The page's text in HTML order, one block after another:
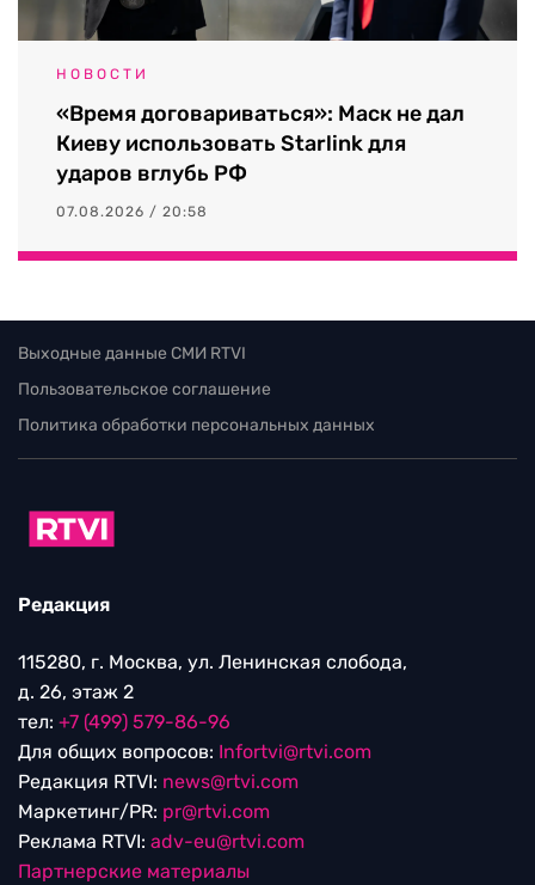
НОВОСТИ
«Время договариваться»: Маск не дал
Киеву использовать Starlink для
ударов вглубь РФ
07.08.2026 / 20:58
Выходные данные СМИ RTVI
Пользовательское соглашение
Политика обработки персональных данных
Редакция
115280, г. Москва, ул. Ленинская слобода,
д. 26, этаж 2
тел: +7 (499) 579-86-96
Для общих вопросов: Infortvi@rtvi.com
Редакция RTVI: news@rtvi.com
Маркетинг/PR: pr@rtvi.com
Реклама RTVI: adv-eu@rtvi.com
Партнерские материалы